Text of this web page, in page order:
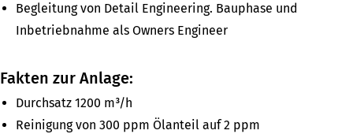
Begleitung von Detail Engineering. Bauphase und
Inbetriebnahme als Owners Engineer
Fakten zur Anlage:
Durchsatz 1200 m³/h
Reinigung von 300 ppm Ölanteil auf 2 ppm